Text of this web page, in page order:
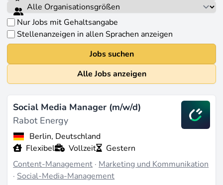
Nur Jobs mit Gehaltsangabe
Stellenanzeigen in allen Sprachen anzeigen
Jobs suchen
Alle Jobs anzeigen
Social Media Manager (m/w/d)
Rabot Energy
Berlin, Deutschland
Flexibel
Vollzeit
Gestern
Content-Management · Marketing und Kommunikation
· Social-Media-Management